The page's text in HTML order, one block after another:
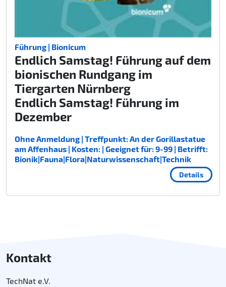
Führung | Bionicum
Endlich Samstag! Führung auf dem
bionischen Rundgang im
Tiergarten Nürnberg
Endlich Samstag! Führung im
Dezember
Ohne Anmeldung | Treffpunkt: An der Gorillastatue
am Affenhaus | Kosten: | Geeignet für: 9-99 | Betrifft:
Bionik|Fauna|Flora|Naturwissenschaft|Technik
Details
Kontakt
TechNat e.V.